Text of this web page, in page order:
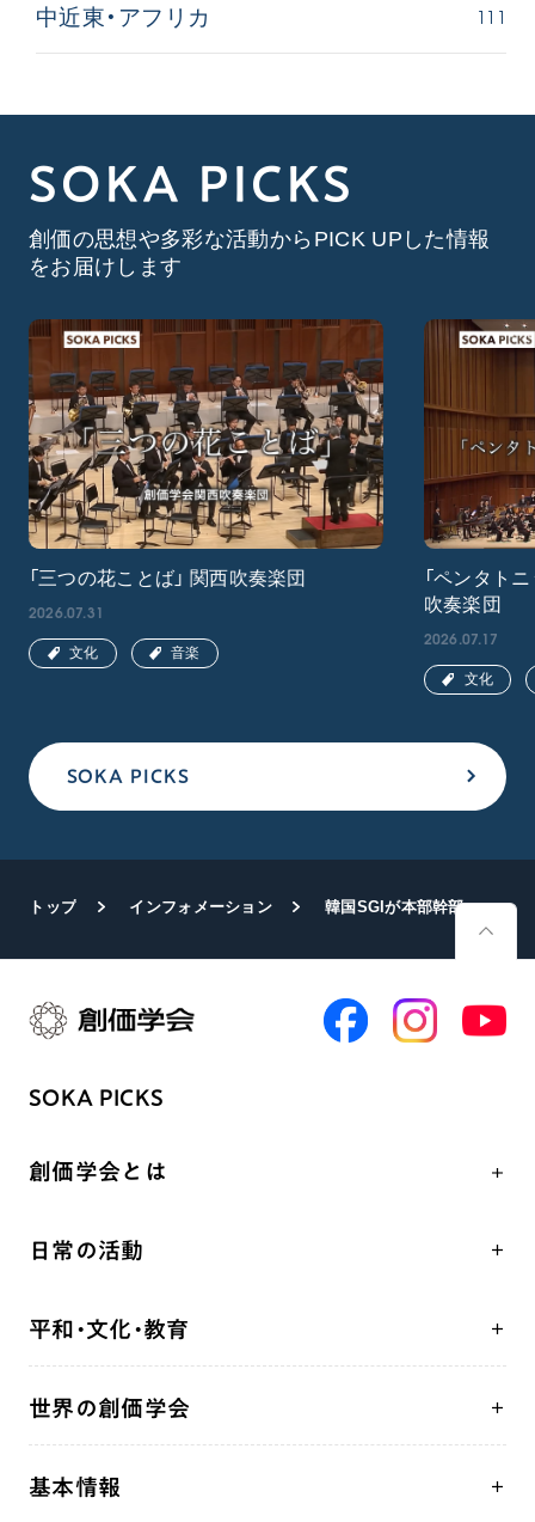
中近東・アフリカ 111
SOKA PICKS
創価の思想や多彩な活動からPICK UPした情報
をお届けします
SOKA PICKS
「三つの花ことば」 関西吹奏楽団
2026.07.31
文化 音楽
「ペンタト
吹奏楽団
2026.07.17
文化
トップ インフォメーション 韓国SGIが本部幹部会を開催
SOKA PICKS
創価学会とは
祈り
聖典
釈尊～法華経
日常の活動
座談会
仏法を語る
平和・文化・教育
「人権文化」「ジェンダー平等」を促進
世界の創価学会
基本情報